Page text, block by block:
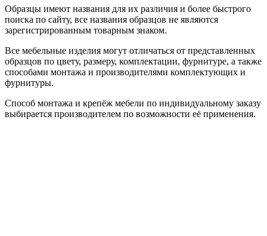
Образцы имеют названия для их различия и более быстрого
поиска по сайту, все названия образцов не являются
зарегистрированным товарным знаком.
Все мебельные изделия могут отличаться от представленных
образцов по цвету, размеру, комплектации, фурнитуре, а также
способами монтажа и производителями комплектующих и
фурнитуры.
Способ монтажа и крепёж мебели по индивидуальному заказу
выбирается производителем по возможности её применения.